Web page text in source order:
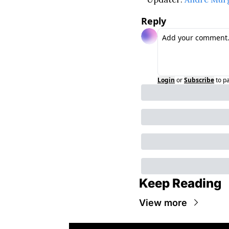
Reply
Login orSubscribeto
Keep Reading
View more